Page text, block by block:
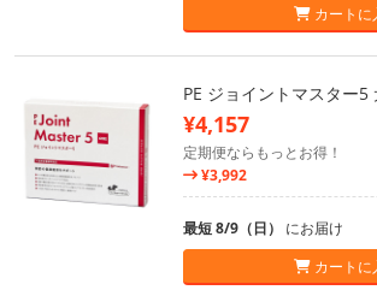
カートに
PE ジョイントマスター5
¥4,157
定期便ならもっとお得！
¥3,992
最短 8/9（日） にお届け
カートに